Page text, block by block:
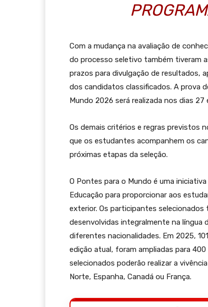
Com a mudança na avaliação de
do processo seletivo também tiveram
prazos para divulgação de resultados,
dos candidatos classificados. A prova
Mundo 2026 será realizada nos dias 27
Os demais critérios e regras previstos
que os estudantes acompanhem os
próximas etapas da seleção.
O Pontes para o Mundo é uma
Educação para proporcionar aos
exterior. Os participantes selecionados
desenvolvidas integralmente na língua
diferentes nacionalidades. Em 2025,
edição atual, foram ampliadas para
selecionados poderão realizar a
Norte, Espanha, Canadá ou França.